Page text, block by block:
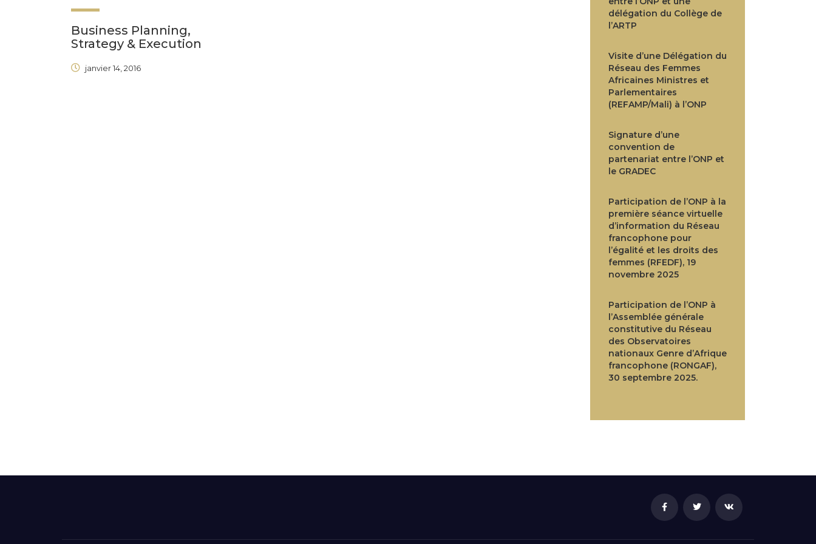
Business Planning,
Strategy & Execution
janvier 14, 2016
délégation du Collège de
l’ARTP
Visite d’une Délégation du
Réseau des Femmes
Africaines Ministres et
Parlementaires
(REFAMP/Mali) à l’ONP
Signature d’une
convention de
partenariat entre l’ONP et
le GRADEC
Participation de l’ONP à la
première séance virtuelle
d’information du Réseau
francophone pour
l’égalité et les droits des
femmes (RFEDF), 19
novembre 2025
Participation de l’ONP à
l’Assemblée générale
constitutive du Réseau
des Observatoires
nationaux Genre d’Afrique
francophone (RONGAF),
30 septembre 2025.